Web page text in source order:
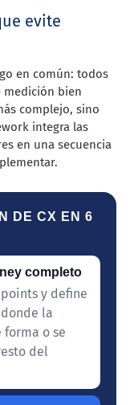
evite
en común: todos
medición bien
complejo, sino
integra las
en una secuencia
DE CX EN 6
completo
y define
la
o se
del